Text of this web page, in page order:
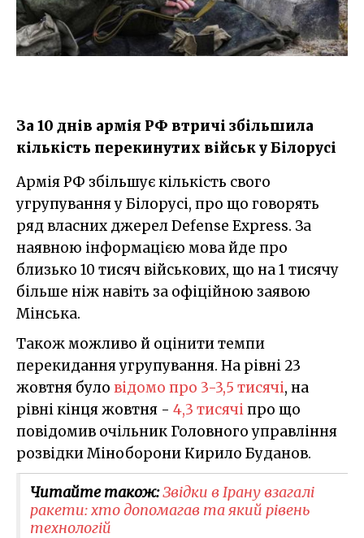
За 10 днів армія РФ втричі збільшила
кількість перекинутих військ у Білорусі
Армія РФ збільшує кількість свого
угрупування у Білорусі, про що говорять
ряд власних джерел Defense Express. За
наявною інформацією мова йде про
близько 10 тисяч військових, що на 1 тисячу
більше ніж навіть за офіційною заявою
Мінська.
Також можливо й оцінити темпи
перекидання угрупування. На рівні 23
жовтня було відомо про 3-3,5 тисячі, на
рівні кінця жовтня - 4,3 тисячіпро що
повідомив очільник Головного управління
розвідки Міноборони Кирило Буданов.
Читайте також:​Звідки в Ірану взагалі
ракети: хто допомагав та який рівень
технологій